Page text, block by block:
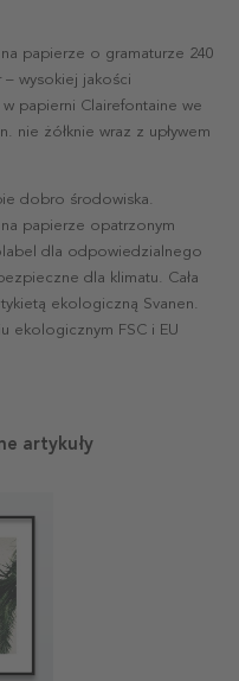
papierze o gramaturze 240
wysokiej jakości
papierni Clairefontaine we
nie żółknie wraz z upływem
dobro środowiska.
papierze opatrzonym
dla odpowiedzialnego
dla klimatu. Cała
ekologiczną Svanen.
ekologicznym FSC i EU
artykuły